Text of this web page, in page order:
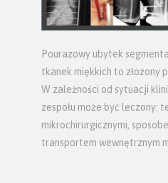
Pourazowy ubytek
tkanek miękkich to złożony
W zależności od sytuacji
zespołu może być leczony:
mikrochirurgicznymi,
transportem wewnętrznym